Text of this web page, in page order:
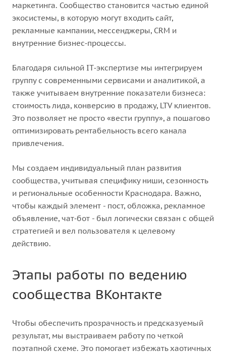
маркетинга. Сообщество становится частью единой
экосистемы, в которую могут входить сайт,
рекламные кампании, мессенджеры, CRM и
внутренние бизнес‑процессы.
Благодаря сильной IT‑экспертизе мы интегрируем
группу с современными сервисами и аналитикой, а
также учитываем внутренние показатели бизнеса:
стоимость лида, конверсию в продажу, LTV клиентов.
Это позволяет не просто «вести группу», а пошагово
оптимизировать рентабельность всего канала
привлечения.
Мы создаем индивидуальный план развития
сообщества, учитывая специфику ниши, сезонность
и региональные особенности Краснодара. Важно,
чтобы каждый элемент - пост, обложка, рекламное
объявление, чат‑бот - был логически связан с общей
стратегией и вел пользователя к целевому
действию.
Этапы работы по ведению
сообщества ВКонтакте
Чтобы обеспечить прозрачность и предсказуемый
результат, мы выстраиваем работу по четкой
поэтапной схеме. Это помогает избежать хаотичных